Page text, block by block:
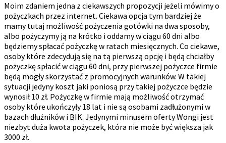
Moim zdaniem jedna z ciekawszych propozycji jeżeli mówimy o
pożyczkach przez internet. Ciekawa opcja tym bardziej że
mamy tutaj możliwość pożyczenia gotówki na dwa sposoby,
albo pożyczymy ją na krótko i oddamy w ciągu 60 dni albo
będziemy spłacać pożyczkę w ratach miesięcznych. Co ciekawe,
osoby które zdecydują się na tą pierwszą opcję i będą chciałby
pożyczkę spłacić w ciągu 60 dni, przy pierwszej pożyczce firmie
będą mogły skorzystać z promocyjnych warunków. W takiej
sytuacji jedyny koszt jaki poniosą przy takiej pożyczce będzie
wynosił 10 zł. Pożyczkę w firmie mają możliwość otrzymać
osoby które ukończyły 18 lat i nie są osobami zadłużonymi w
bazach dłużników i BIK. Jedynymi minusem oferty Wongi jest
niezbyt duża kwota pożyczek, która nie może być większa jak
3000 zł.